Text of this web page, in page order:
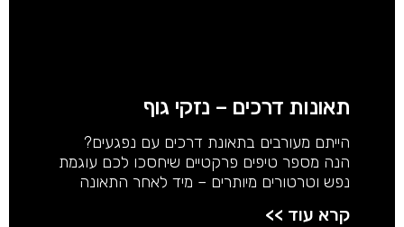
תאונות דרכים – נזקי גוף
הייתם מעורבים בתאונת דרכים עם נפגעים?
הנה מספר טיפים פרקטיים שיחסכו לכם עוגמת
נפש וטרטורים מיותרים – מיד לאחר התאונה
קרא עוד >>